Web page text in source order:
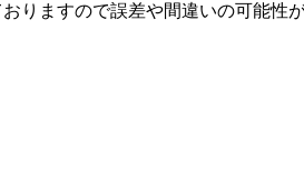
りますので誤差や間違いの可能性が